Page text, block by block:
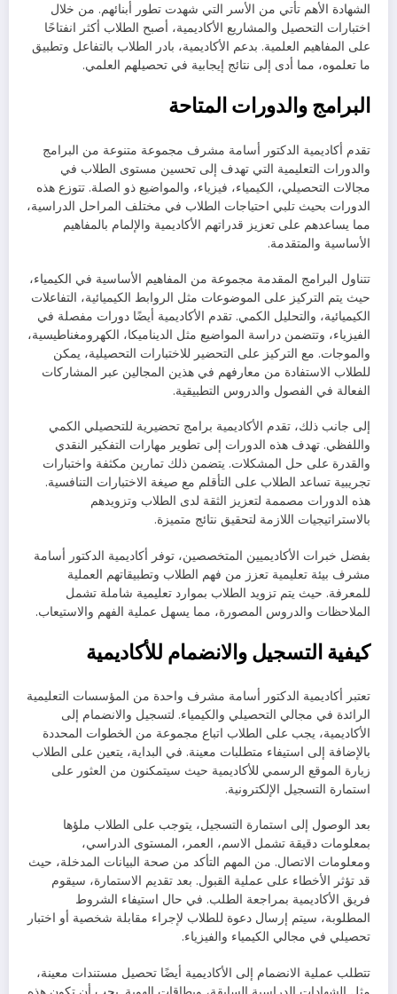
الشهادة الأهم تأتي من الأسر التي شهدت تطور أبنائهم. من خلال
اختبارات التحصيل والمشاريع الأكاديمية، أصبح الطلاب أكثر انفتاحًا
على المفاهيم العلمية. بدعم الأكاديمية، بادر الطلاب بالتفاعل وتطبيق
ما تعلموه، مما أدى إلى نتائج إيجابية في تحصيلهم العلمي.
البرامج والدورات المتاحة
تقدم أكاديمية الدكتور أسامة مشرف مجموعة متنوعة من البرامج
والدورات التعليمية التي تهدف إلى تحسين مستوى الطلاب في
مجالات التحصيلي، الكيمياء، فيزياء، والمواضيع ذو الصلة. تتوزع هذه
الدورات بحيث تلبي احتياجات الطلاب في مختلف المراحل الدراسية،
مما يساعدهم على تعزيز قدراتهم الأكاديمية والإلمام بالمفاهيم
الأساسية والمتقدمة.
تتناول البرامج المقدمة مجموعة من المفاهيم الأساسية في الكيمياء،
حيث يتم التركيز على الموضوعات مثل الروابط الكيميائية، التفاعلات
الكيميائية، والتحليل الكمي. تقدم الأكاديمية أيضًا دورات مفصلة في
الفيزياء، وتتضمن دراسة المواضيع مثل الديناميكا، الكهرومغناطيسية،
والموجات. مع التركيز على التحضير للاختبارات التحصيلية، يمكن
للطلاب الاستفادة من معارفهم في هذين المجالين عبر المشاركات
الفعالة في الفصول والدروس التطبيقية.
إلى جانب ذلك، تقدم الأكاديمية برامج تحضيرية للتحصيلي الكمي
واللفظي. تهدف هذه الدورات إلى تطوير مهارات التفكير النقدي
والقدرة على حل المشكلات. يتضمن ذلك تمارين مكثفة واختبارات
تجريبية تساعد الطلاب على التأقلم مع صيغة الاختبارات التنافسية.
هذه الدورات مصممة لتعزيز الثقة لدى الطلاب وتزويدهم
بالاستراتيجيات اللازمة لتحقيق نتائج متميزة.
بفضل خبرات الأكاديميين المتخصصين، توفر أكاديمية الدكتور أسامة
مشرف بيئة تعليمية تعزز من فهم الطلاب وتطبيقاتهم العملية
للمعرفة. حيث يتم تزويد الطلاب بموارد تعليمية شاملة تشمل
الملاحظات والدروس المصورة، مما يسهل عملية الفهم والاستيعاب.
كيفية التسجيل والانضمام للأكاديمية
تعتبر أكاديمية الدكتور أسامة مشرف واحدة من المؤسسات التعليمية
الرائدة في مجالي التحصيلي والكيمياء. لتسجيل والانضمام إلى
الأكاديمية، يجب على الطلاب اتباع مجموعة من الخطوات المحددة
بالإضافة إلى استيفاء متطلبات معينة. في البداية، يتعين على الطلاب
زيارة الموقع الرسمي للأكاديمية حيث سيتمكنون من العثور على
استمارة التسجيل الإلكترونية.
بعد الوصول إلى استمارة التسجيل، يتوجب على الطلاب ملؤها
بمعلومات دقيقة تشمل الاسم، العمر، المستوى الدراسي،
ومعلومات الاتصال. من المهم التأكد من صحة البيانات المدخلة، حيث
قد تؤثر الأخطاء على عملية القبول. بعد تقديم الاستمارة، سيقوم
فريق الأكاديمية بمراجعة الطلب. في حال استيفاء الشروط
المطلوبة، سيتم إرسال دعوة للطلاب لإجراء مقابلة شخصية أو اختبار
تحصيلي في مجالي الكيمياء والفيزياء.
تتطلب عملية الانضمام إلى الأكاديمية أيضًا تحصيل مستندات معينة،